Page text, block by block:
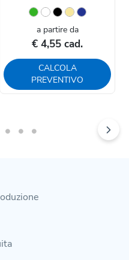
a partire da
€ 4,55 cad.
CALCOLA
PREVENTIVO